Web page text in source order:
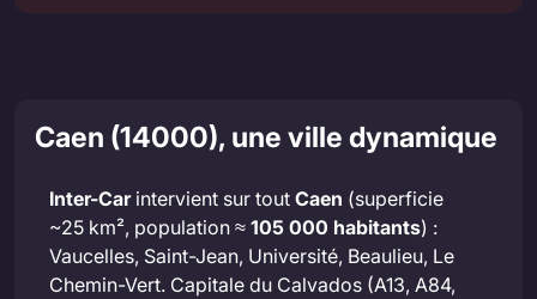
Caen (14000), une ville dynamique
Inter-Carintervient sur tout Caen (superficie
~25 km², population ≈ 105 000 habitants) :
Vaucelles, Saint-Jean, Université, Beaulieu, Le
Chemin-Vert. Capitale du Calvados (A13, A84,